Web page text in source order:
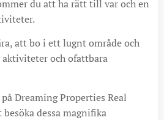
du att ha rätt till var och en
att bo i ett lugnt område och
och ofattbara
Dreaming Properties Real
dessa magnifika